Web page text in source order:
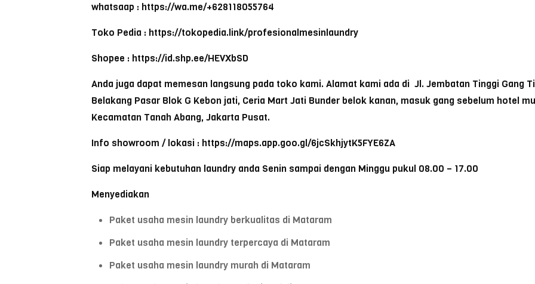
whatsaap : https://wa.me/+628118055764
Toko Pedia : https://tokopedia.link/profesionalmesinlaundry
Shopee : https://id.shp.ee/HEVXbSD
Anda juga dapat memesan langsung pada toko kami. Alamat kami ada di Jl. Jembatan Tinggi Gang
Belakang Pasar Blok G Kebon jati, Ceria Mart Jati Bunder belok kanan, masuk gang sebelum hotel
Kecamatan Tanah Abang, Jakarta Pusat.
Info showroom / lokasi : https://maps.app.goo.gl/6jcSkhjytK5FYE6ZA
Siap melayani kebutuhan laundry anda Senin sampai dengan Minggu pukul 08.00 – 17.00
Menyediakan
Paket usaha mesin laundry berkualitas di Mataram
Paket usaha mesin laundry terpercaya di Mataram
Paket usaha mesin laundry murah di Mataram